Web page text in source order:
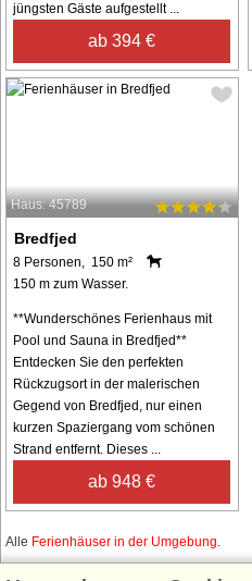
jüngsten Gäste aufgestellt ...
ab 394 €
Haus: 45789
Bredfjed
8 Personen, 150 m²
150 m zum Wasser.
**Wunderschönes Ferienhaus mit
Pool und Sauna in Bredfjed**
Entdecken Sie den perfekten
Rückzugsort in der malerischen
Gegend von Bredfjed, nur einen
kurzen Spaziergang vom schönen
Strand entfernt. Dieses ...
ab 948 €
Alle Ferienhäuser in der Umgebung.